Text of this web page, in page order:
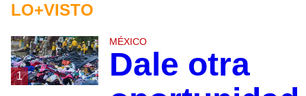
LO+VISTO
1
MÉXICO
Dale otra